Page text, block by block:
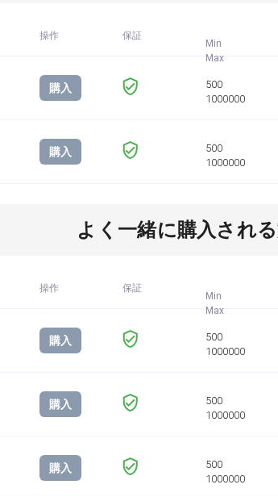
操作 保証
Min
Max
購入
500
1000000
購入
500
1000000
よく一緒に購入され
操作 保証
Min
Max
購入
500
1000000
購入
500
1000000
購入
500
1000000